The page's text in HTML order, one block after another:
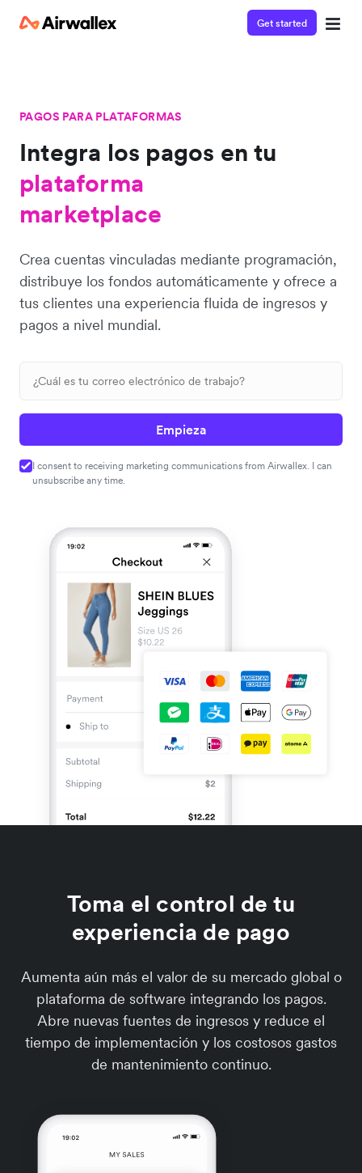
Get started
PAGOS PARA PLATAFORMAS
Integra los pagos en tu
plataforma
marketplace
Crea cuentas vinculadas mediante programación,
distribuye los fondos automáticamente y ofrece a
tus clientes una experiencia fluida de ingresos y
pagos a nivel mundial.
Empieza
I consent to receiving marketing communications from Airwallex. I can
unsubscribe any time.
Toma el control de tu
experiencia de pago
Aumenta aún más el valor de su mercado global o
plataforma de software integrando los pagos.
Abre nuevas fuentes de ingresos y reduce el
tiempo de implementación y los costosos gastos
de mantenimiento continuo.